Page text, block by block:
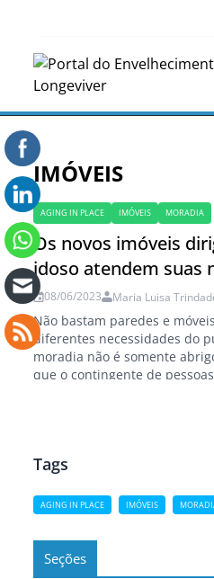
IMÓVEIS
AGING IN PLACE IMÓVEIS MORADIA
Os novos imóveis
idoso atendem suas
08/06/2023 Maria Luisa
Não bastam paredes e
diferentes necessidades do
moradia não é somente
que o contingente de
Tags
AGING IN PLACE IMÓVEIS
Seções